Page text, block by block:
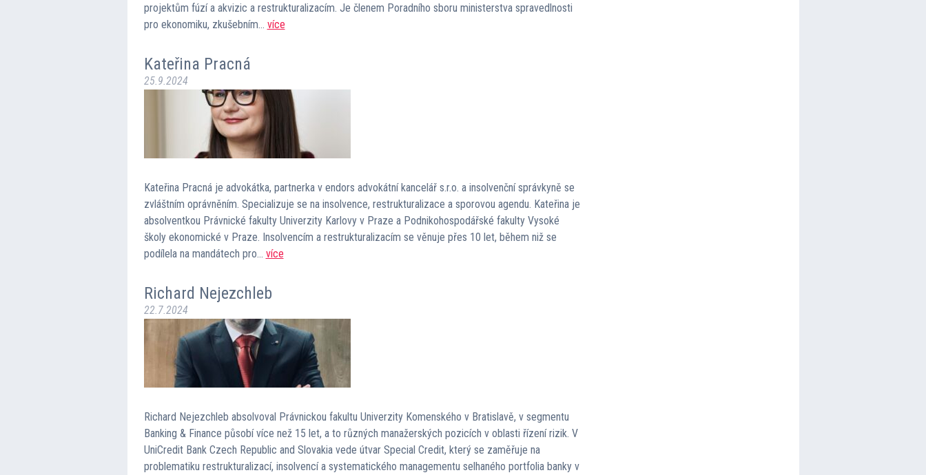
projektům fúzí a akvizic a restrukturalizacím. Je členem Poradního sboru ministerstva spravedlnosti
pro ekonomiku, zkušebním… více
Kateřina Pracná
25.9.2024
Kateřina Pracná je advokátka, partnerka v endors advokátní kancelář s.r.o. a insolvenční správkyně se
zvláštním oprávněním. Specializuje se na insolvence, restrukturalizace a sporovou agendu. Kateřina je
absolventkou Právnické fakulty Univerzity Karlovy v Praze a Podnikohospodářské fakulty Vysoké
školy ekonomické v Praze. Insolvencím a restrukturalizacím se věnuje přes 10 let, během niž se
podílela na mandátech pro… více
Richard Nejezchleb
22.7.2024
Richard Nejezchleb absolvoval Právnickou fakultu Univerzity Komenského v Bratislavě, v segmentu
Banking & Finance působí více než 15 let, a to různých manažerských pozicích v oblasti řízení rizik. V
UniCredit Bank Czech Republic and Slovakia vede útvar Special Credit, který se zaměřuje na
problematiku restrukturalizací, insolvencí a systematického managementu selhaného portfolia banky v